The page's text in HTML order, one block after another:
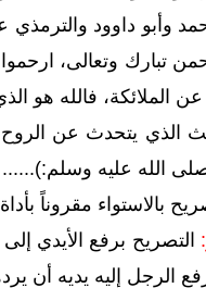
وأبو داوود
تبارك وتعالى،
عن الملائكة، فالله هو
الذي يتحدث عن
الله عليه وسلم:)......
بالاستواء مقروناً
التصريح برفع الأيدي
الرجل إليه يديه أن